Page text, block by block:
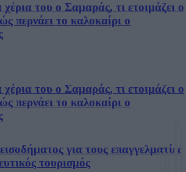
χέρια του ο Σαμαράς, τι ετοιμάζει ο
περνάει το καλοκαίρι ο
χέρια του ο Σαμαράς, τι ετοιμάζει ο
περνάει το καλοκαίρι ο
για τους επαγγελματίες
τουρισμός